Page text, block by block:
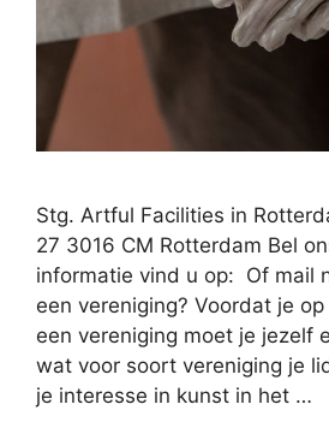
Stg. Artful Facilities in
27 3016 CM Rotterdam Bel
informatie vind u op: Of mail
een vereniging? Voordat je
een vereniging moet je jezelf
wat voor soort vereniging je
je interesse in kunst in het …